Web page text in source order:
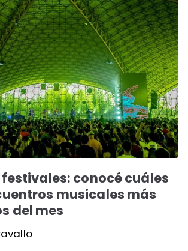
festivales: conocé cuáles
musicales más
del mes